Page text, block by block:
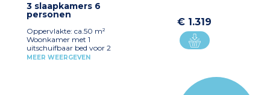
(slaapbank) Uitgeruste
kitchenette (2-pits
koelkast, magnetron/grill,
vaatwasser,
koffiezetapparaat,
waterkoker, broodrooster,
3 slaapkamers 6
personen
Oppervlakte: ca.50 m²
Woonkamer met 1
uitschuifbaar bed voor 2
personen of slaapbank-bed
MEER WEERGEVEN
€ 1.319